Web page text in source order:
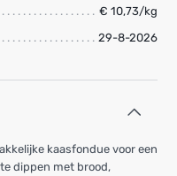
€ 10,73/kg
29-8-2026
kaasfondue voor een
dippen met brood,